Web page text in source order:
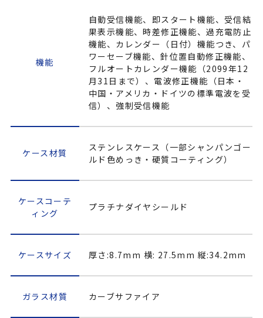
機能
自動受信機能、即スタート機能、受信結
果表示機能、時差修正機能、過充電防止
機能、カレンダー（日付）機能つき、パ
ワーセーブ機能、針位置自動修正機能、
フルオートカレンダー機能（2099年12
月31日まで）、電波修正機能（日本・
中国・アメリカ・ドイツの標準電波を受
信）、強制受信機能
ケース材質
ステンレスケース（一部シャンパンゴー
ルド色めっき・硬質コーティング）
ケースコーテ
ィング
プラチナダイヤシールド
ケースサイズ 厚さ:8.7mm 横: 27.5mm 縦:34.2mm
ガラス材質 カーブサファイア